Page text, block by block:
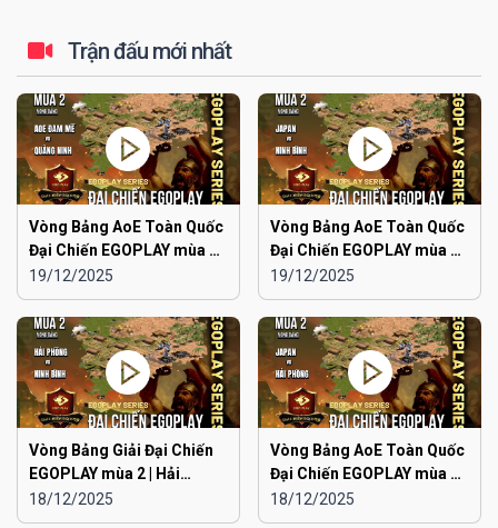
Trận đấu mới nhất
Vòng Bảng AoE Toàn Quốc
Đại Chiến EGOPLAY mùa 2 |
Aoe Đam Mê vs Quảng
Ninh
19/12/2025
Vòng Bảng AoE Toàn Quốc
Đại Chiến EGOPLAY mùa 2 |
Japan vs Ninh Bình
19/12/2025
Vòng Bảng Giải Đại Chiến
EGOPLAY mùa 2 | Hải
Phòng vs Ninh Bình
18/12/2025
Vòng Bảng AoE Toàn Quốc
Đại Chiến EGOPLAY mùa 2 |
Japan vs Hải Phòng
18/12/2025